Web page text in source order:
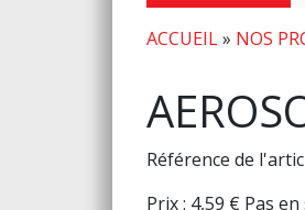
ACCUEIL» NOS
Référence de
Prix : 4,59 € Pas